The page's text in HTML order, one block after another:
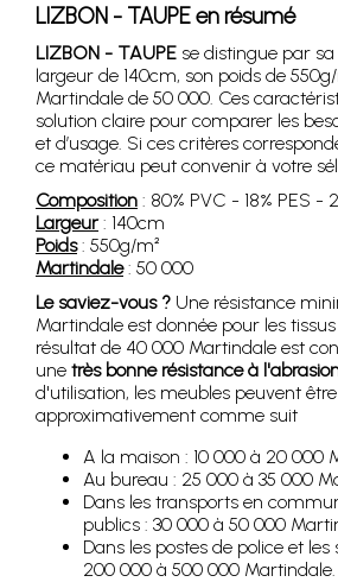
LIZBON - TAUPEen résumé
LIZBON - TAUPE se distingue par
largeur de 140cm, son poids de
Martindale de 50 000. Ces
solution claire pour comparer les
et d’usage. Si ces critères
ce matériau peut convenir à votre
Composition : 80% PVC - 18% PES -
Largeur: 140cm
Poids: 550g/m²
Martindale: 50 000
Le saviez-vous ? Une résistance
Martindale est donnée pour les
résultat de 40 000 Martindale est
une très bonne résistance à
d'utilisation, les meubles peuvent
approximativement comme suit
A la maison : 10 000 à 20 000
Au bureau : 25 000 à 35 000
Dans les transports en
publics : 30 000 à 50 000
Dans les postes de police et
200 000 à 500 000 Martindale.